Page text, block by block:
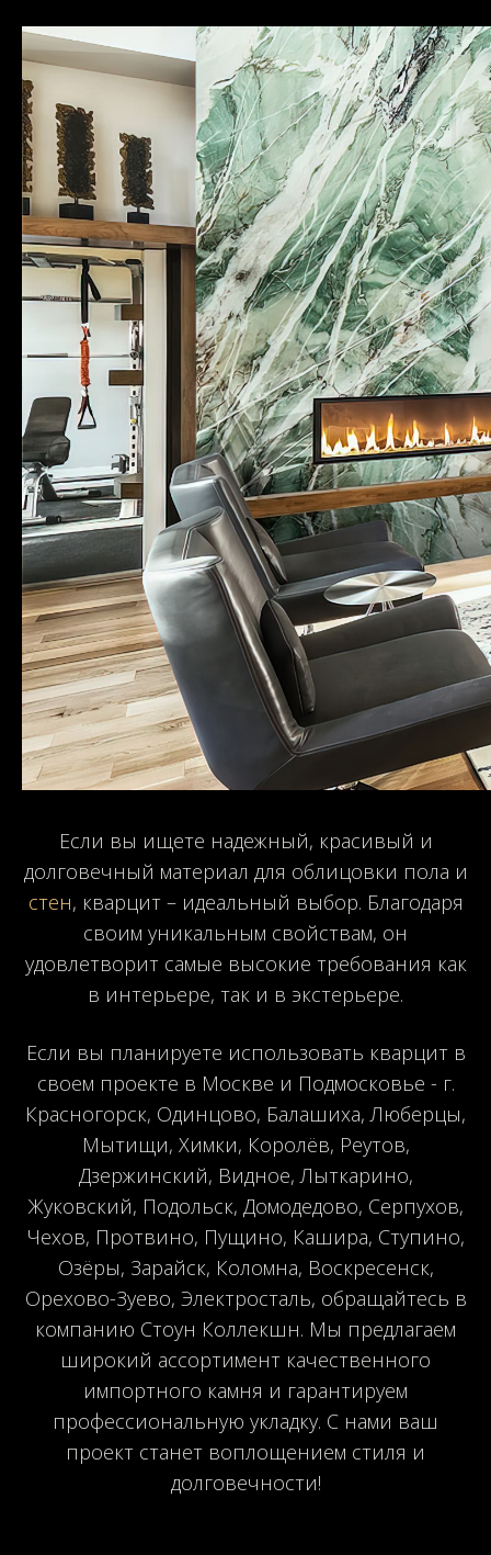
Если вы ищете надежный, красивый и
долговечный материал для облицовки пола и
стен, кварцит – идеальный выбор. Благодаря
своим уникальным свойствам, он
удовлетворит самые высокие требования как
в интерьере, так и в экстерьере.
Если вы планируете использовать кварцит в
своем проекте в Москве и Подмосковье - г.
Красногорск, Одинцово, Балашиха, Люберцы,
Мытищи, Химки, Королёв, Реутов,
Дзержинский, Видное, Лыткарино,
Жуковский, Подольск, Домодедово, Серпухов,
Чехов, Протвино, Пущино, Кашира, Ступино,
Озёры, Зарайск, Коломна, Воскресенск,
Орехово-Зуево, Электросталь, обращайтесь в
компанию Стоун Коллекшн. Мы предлагаем
широкий ассортимент качественного
импортного камня и гарантируем
профессиональную укладку. С нами ваш
проект станет воплощением стиля и
долговечности!